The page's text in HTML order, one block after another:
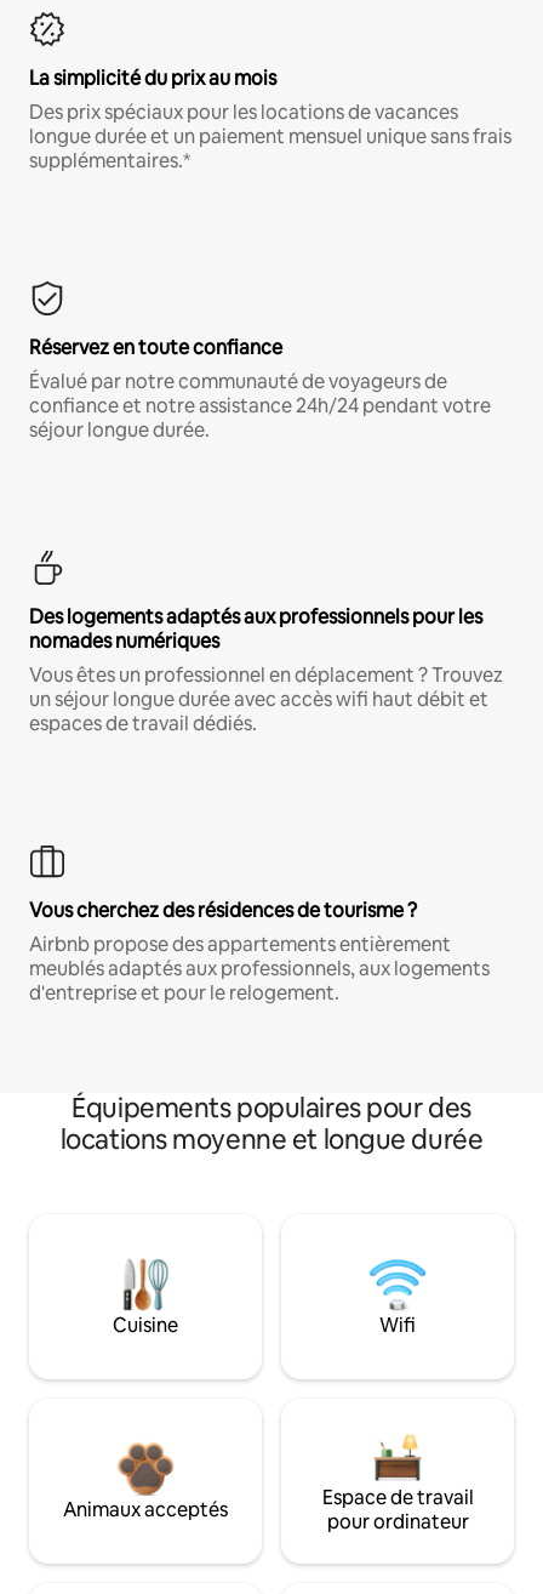
La simplicité du prix au mois
Des prix spéciaux pour les locations de vacances
longue durée et un paiement mensuel unique sans frais
supplémentaires.*
Réservez en toute confiance
Évalué par notre communauté de voyageurs de
confiance et notre assistance 24h/24 pendant votre
séjour longue durée.
Des logements adaptés aux professionnels pour les
nomades numériques
Vous êtes un professionnel en déplacement ? Trouvez
un séjour longue durée avec accès wifi haut débit et
espaces de travail dédiés.
Vous cherchez des résidences de tourisme ?
Airbnb propose des appartements entièrement
meublés adaptés aux professionnels, aux logements
d'entreprise et pour le relogement.
Équipements populaires pour des
locations moyenne et longue durée
Cuisine Wifi
Animaux acceptés
Espace de travail
pour ordinateur